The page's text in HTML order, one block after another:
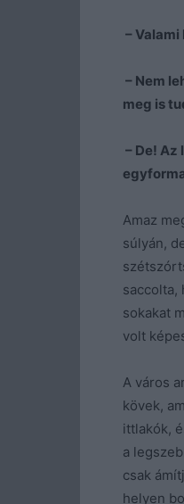
–
– Nem
meg is
– De!
Amaz
súlyán,
saccolta,
sokakat
volt
A város
kövek,
ittlakók,
a
csak
helyen